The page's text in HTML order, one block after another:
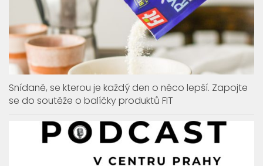
Snídaně, se kterou je každý den o něco lepší. Zapojte
se do soutěže o balíčky produktů FIT